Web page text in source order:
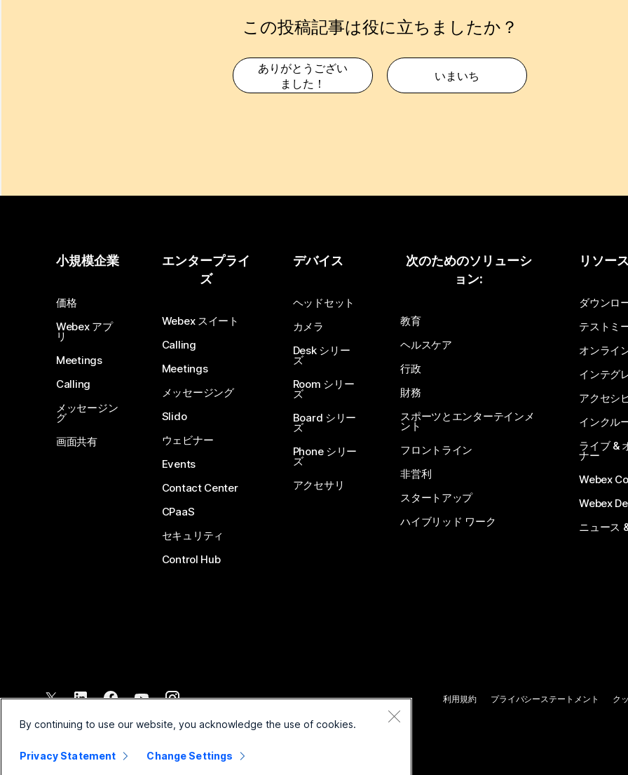
この投稿記事は役に立ちましたか？
ありがとうござい
ました！
いまいち
小規模企業
価格
Webex アプ
リ
Meetings
Calling
メッセージン
グ
画面共有
エンタープライ
ズ
Webex スイート
Calling
Meetings
メッセージング
Slido
ウェビナー
Events
Contact Center
CPaaS
セキュリティ
Control Hub
デバイス
ヘッドセット
カメラ
Desk シリー
ズ
Room シリー
ズ
Board シリー
ズ
Phone シリー
ズ
アクセサリ
次のためのソリューシ
ョン:
教育
ヘルスケア
行政
財務
スポーツとエンターテインメ
ント
フロントライン
非営利
スタートアップ
ハイブリッド ワーク
リソー
ダウンロ
テストミ
オンライ
インテグ
アクセシ
インクル
ライブ &
ナー
Webex
Webex
ニュース
2026 Cisco and/or its affiliates. All rights reserved.
利用規約 プライバシーステートメント ク
By continuing to use our website, you acknowledge the use of cookies.
Privacy Statement Change Settings